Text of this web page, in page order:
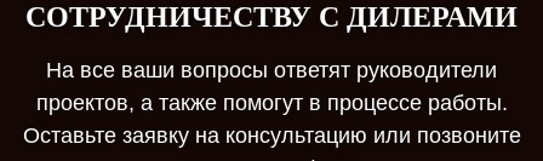
СОТРУДНИЧЕСТВУ С ДИЛЕРАМИ
На все ваши вопросы ответят руководители
проектов, а также помогут в процессе работы.
Оставьте заявку на консультацию или позвоните